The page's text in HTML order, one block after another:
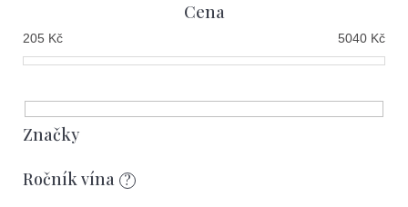
n
p
r
o
Cena
205 Kč 5040 Kč
Značky
Ročník vína ?